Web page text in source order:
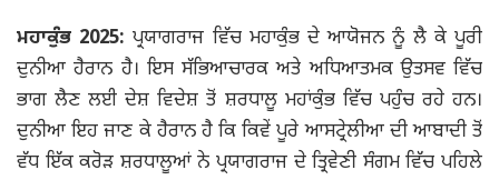
ਮਹਾਕੁੰਭ 2025: ਪ੍ਰਯਾਗਰਾਜ ਵਿੱਚ ਮਹਾਕੁੰਭ ਦੇ ਆਯੋਜਨ ਨੂੰ ਲੈ ਕੇ ਪੂਰੀ
ਦੁਨੀਆ ਹੈਰਾਨ ਹੈ। ਇਸ ਸੱਭਿਆਚਾਰਕ ਅਤੇ ਅਧਿਆਤਮਕ ਉਤਸਵ ਵਿੱਚ
ਭਾਗ ਲੈਣ ਲਈ ਦੇਸ਼ ਵਿਦੇਸ਼ ਤੋਂ ਸ਼ਰਧਾਲੂ ਮਹਾਂਕੁੰਭ ​​ਵਿੱਚ ਪਹੁੰਚ ਰਹੇ ਹਨ।
ਦੁਨੀਆ ਇਹ ਜਾਣ ਕੇ ਹੈਰਾਨ ਹੈ ਕਿ ਕਿਵੇਂ ਪੂਰੇ ਆਸਟ੍ਰੇਲੀਆ ਦੀ ਆਬਾਦੀ ਤੋਂ
ਵੱਧ ਇੱਕ ਕਰੋੜ ਸ਼ਰਧਾਲੂਆਂ ਨੇ ਪ੍ਰਯਾਗਰਾਜ ਦੇ ਤ੍ਰਿਵੇਣੀ ਸੰਗਮ ਵਿੱਚ ਪਹਿਲੇ